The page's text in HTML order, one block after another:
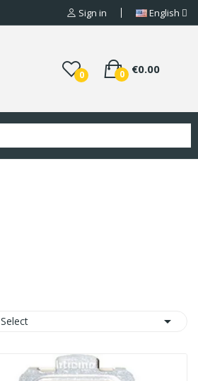
Sign in English
0 €0.00
0
Select 